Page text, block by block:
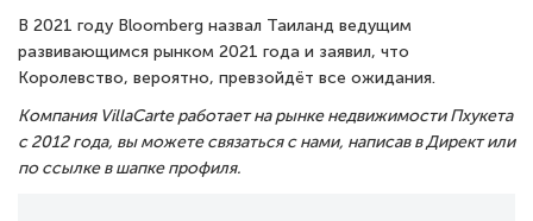
В 2021 году Bloomberg назвал Таиланд ведущим
развивающимся рынком 2021 года и заявил, что
Королевство, вероятно, превзойдёт все ожидания.
Компания VillaCarte работает на рынке недвижимости Пхукета
с 2012 года, вы можете связаться с нами, написав в Директ или
по ссылке в шапке профиля.